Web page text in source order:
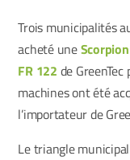
Trois municipalités
acheté une
FR 122 de
machines ont été
l’importateur de
Le triangle